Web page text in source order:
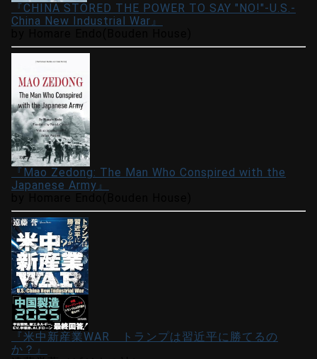
『CHINA STORED THE POWER TO SAY "NO!"-U.S.-
China New Industrial War』
『Mao Zedong: The Man Who Conspired with the
Japanese Army』
『米中新産業WAR トランプは習近平に勝てるの
か？』